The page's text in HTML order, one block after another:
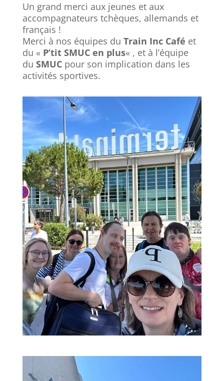
Un grand merci aux jeunes et aux
accompagnateurs tchèques, allemands et
français !
Merci à nos équipes du Train Inc Café et
du « P’tit SMUC en plus« , et à l’équipe
du SMUCpour son implication dans les
activités sportives.